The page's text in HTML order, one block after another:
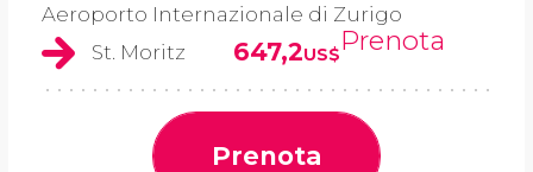
Aeroporto Internazionale di Zurigo
St. Moritz
647,2US$Prenota
Prenota